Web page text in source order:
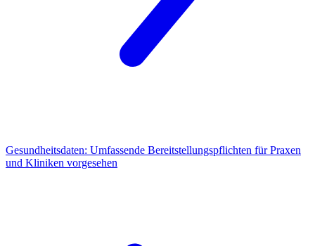
Gesundheitsdaten: Umfassende Bereitstellungspflichten für Praxen
und Kliniken vorgesehen